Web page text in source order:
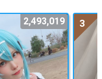
2,493,019 3